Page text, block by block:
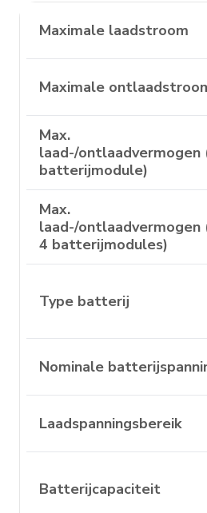
Maximale laadstroom
Maximale
Max.
laad-/ontlaadvermogen
batterijmodule)
Max.
laad-/ontlaadvermogen
4 batterijmodules)
Type batterij
Nominale
Laadspanningsbereik
Batterijcapaciteit